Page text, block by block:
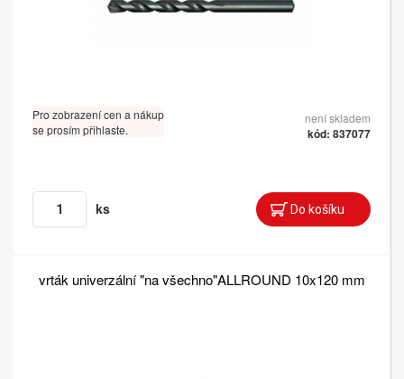
Pro zobrazení cen a nákup
se prosím přihlaste.
není skladem
kód: 837077
ks
vrták univerzální "na všechno"ALLROUND 10x120 mm